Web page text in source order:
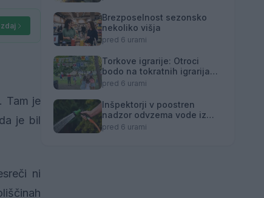
Tam je
je bil
ni
Brezposelnost sezonsko
nekoliko višja
pred 6 urami
Torkove igrarije: Otroci
bodo na tokratnih igrarijah
slikali z akvareli
pred 6 urami
Inšpektorji v poostren
nadzor odvzema vode iz
vodotokov
pred 6 urami